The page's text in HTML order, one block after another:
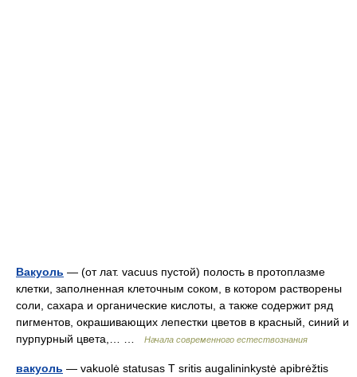
Вакуоль — (от лат. vacuus пустой) полость в протоплазме
клетки, заполненная клеточным соком, в котором растворены
соли, сахара и органические кислоты, а также содержит ряд
пигментов, окрашивающих лепестки цветов в красный, синий и
пурпурный цвета,… …
Начала современного естествознания
вакуоль — vakuolė statusas T sritis augalininkystė apibrėžtis